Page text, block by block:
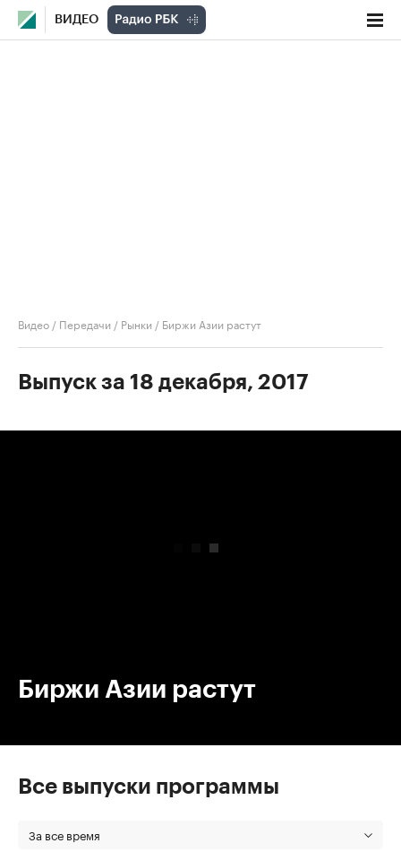
ВИДЕО
Видео / Передачи / Рынки / Биржи Азии растут
Выпуск за 18 декабря, 2017
Биржи Азии растут
Все выпуски программы
За все время